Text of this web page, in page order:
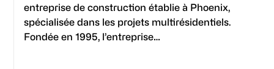
entreprise de construction établie à Phoenix,
spécialisée dans les projets multirésidentiels.
Fondée en 1995, l’entreprise…